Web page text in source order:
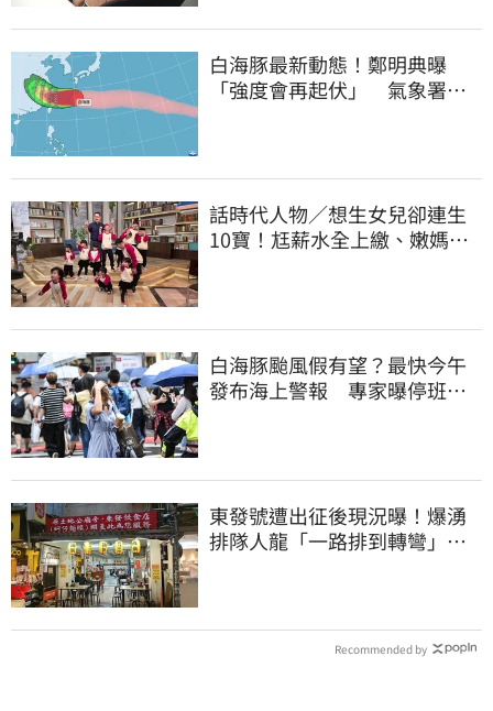
白海豚最新動態！鄭明典曝
「強度會再起伏」 氣象署：
話時代人物／想生女兒卻連生
10寶！尪薪水全上繳、嫩媽吐
白海豚颱風假有望？最快今午
發布海上警報 專家曝停班停
東發號遭出征後現況曝！爆湧
排隊人龍「一路排到轉彎」
Recommended by